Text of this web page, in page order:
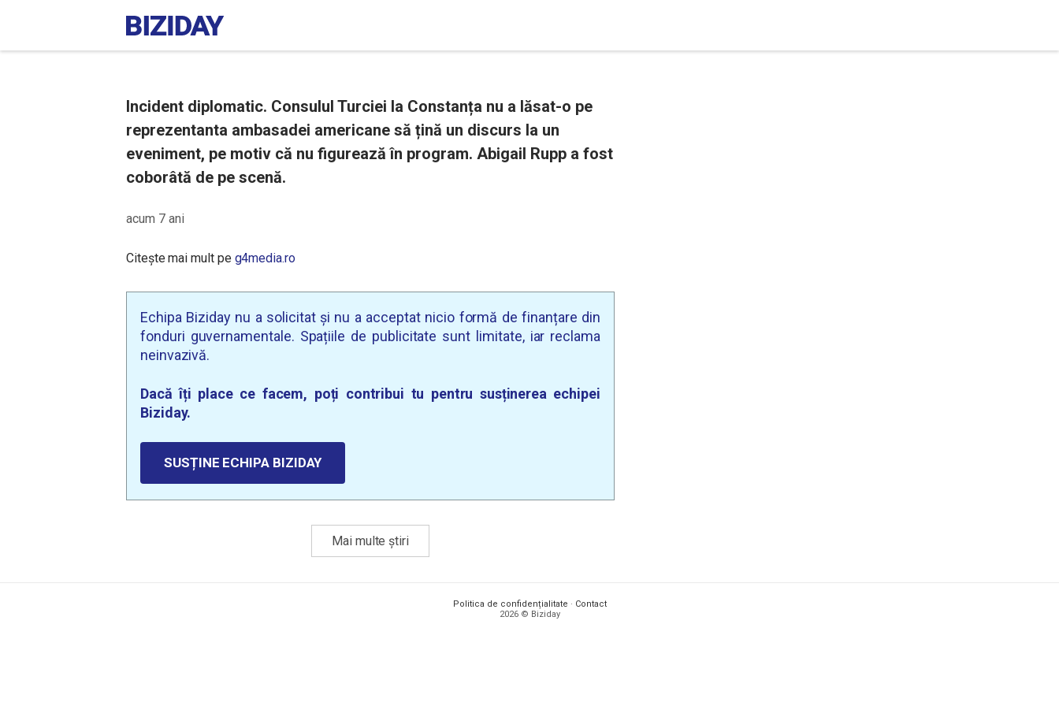
Incident diplomatic. Consulul Turciei la Constanța nu a lăsat-o pe
reprezentanta ambasadei americane să țină un discurs la un
eveniment, pe motiv că nu figurează în program. Abigail Rupp a fost
coborâtă de pe scenă.
acum 7 ani
Citește mai mult pe g4media.ro
Echipa Biziday nu a solicitat și nu a acceptat nicio formă de finanțare din
fonduri guvernamentale. Spațiile de publicitate sunt limitate, iar reclama
neinvazivă.
Dacă îți place ce facem, poți contribui tu pentru susținerea echipei
Biziday.
SUSȚINE ECHIPA BIZIDAY
Mai multe știri
Politica de confidențialitate · Contact
2026 © Biziday